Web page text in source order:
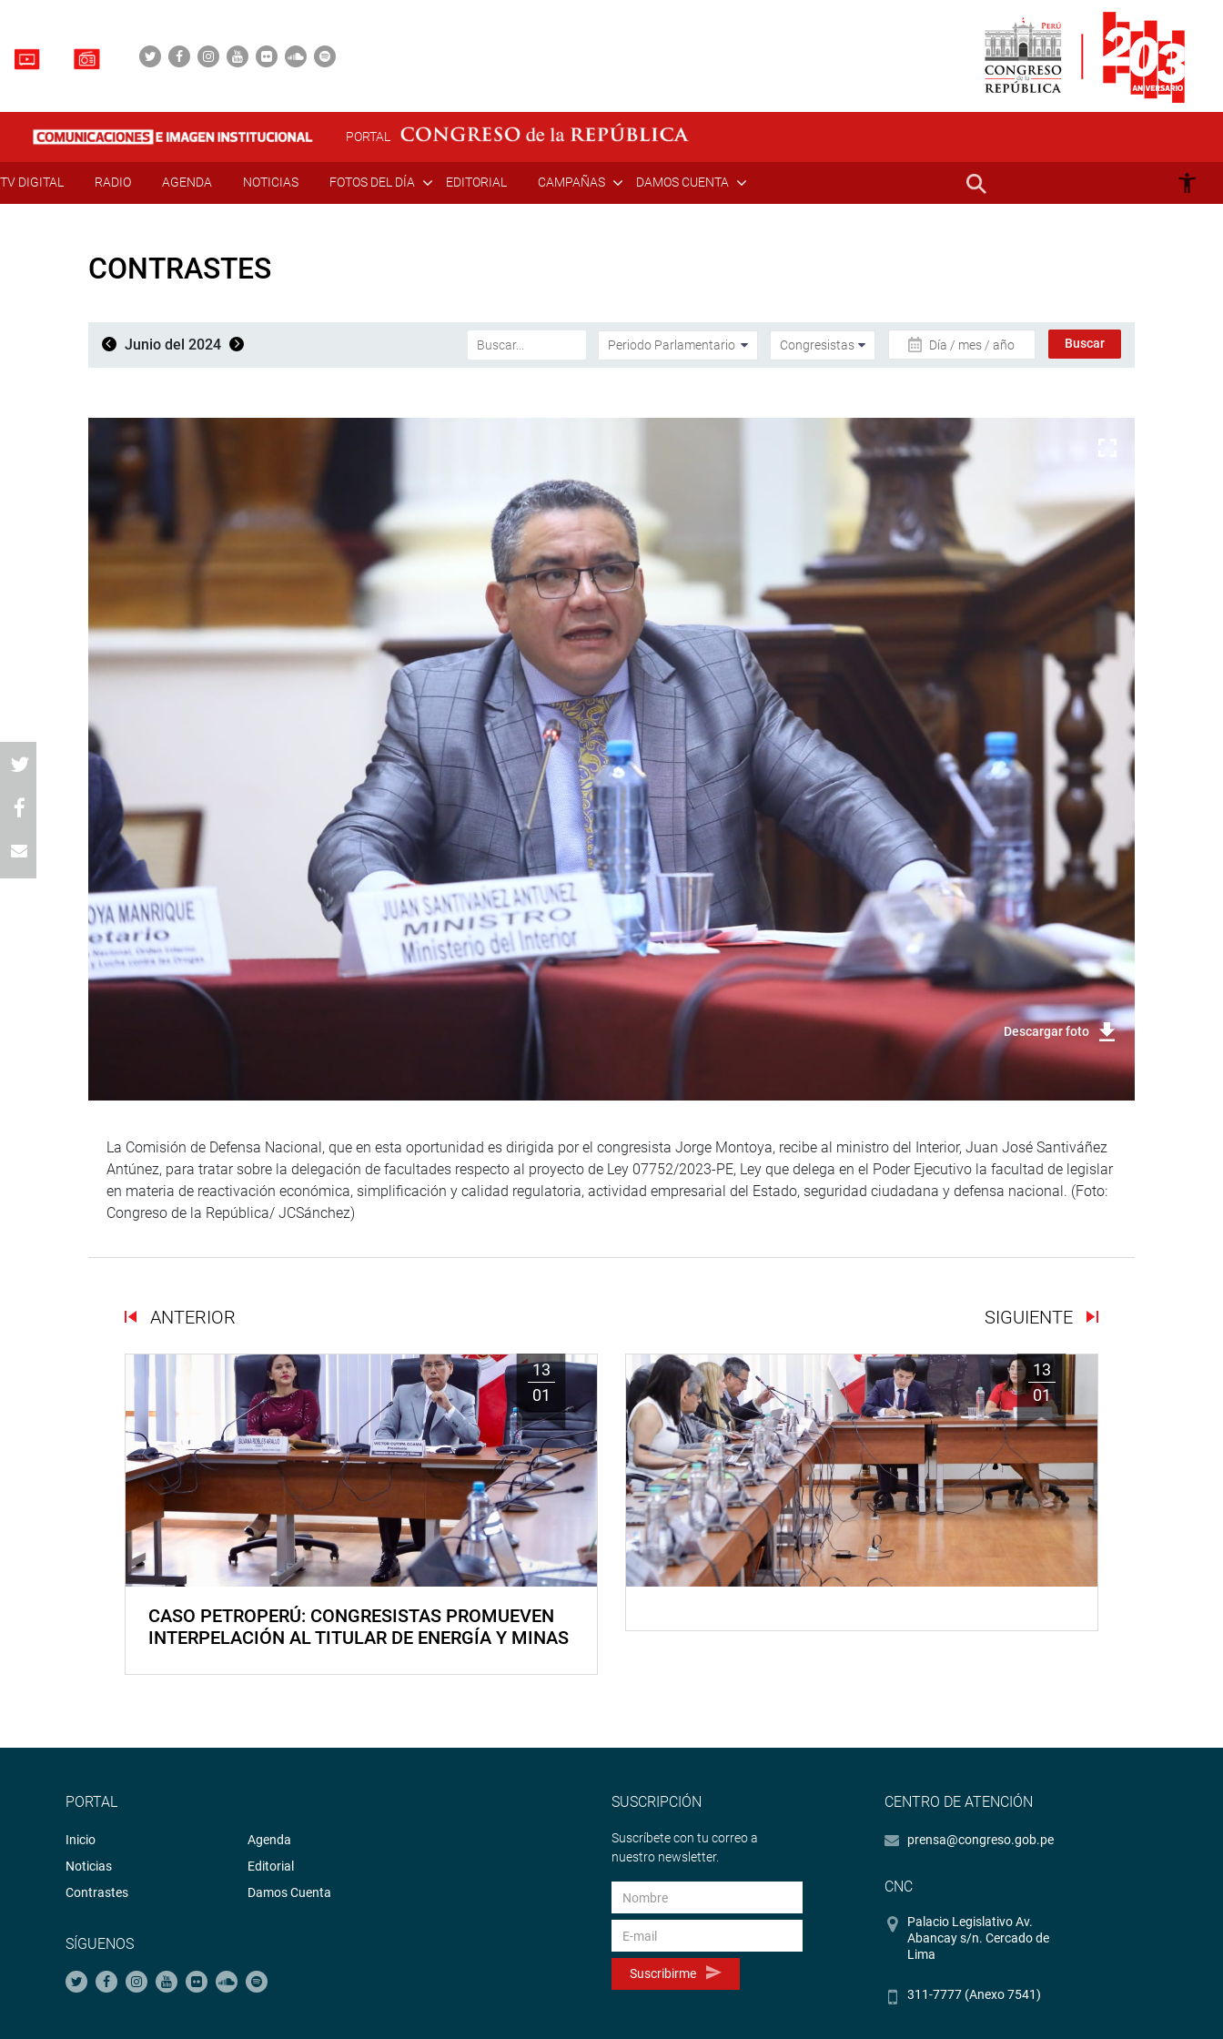
PORTAL
TV DIGITAL RADIO AGENDA NOTICIAS FOTOS DEL DÍA EDITORIAL CAMPAÑAS DAMOS CUENTA
CONTRASTES
Junio del 2024 Día / mes / año
Descargar foto
La Comisión de Defensa Nacional, que en esta oportunidad es dirigida por el congresista Jorge Montoya, recibe al ministro del Interior, Juan José Santiváñez
Antúnez, para tratar sobre la delegación de facultades respecto al proyecto de Ley 07752/2023-PE, Ley que delega en el Poder Ejecutivo la facultad de legislar
en materia de reactivación económica, simplificación y calidad regulatoria, actividad empresarial del Estado, seguridad ciudadana y defensa nacional. (Foto:
Congreso de la República/ JCSánchez)
ANTERIOR SIGUIENTE
13
01
CASO PETROPERÚ: CONGRESISTAS PROMUEVEN
INTERPELACIÓN AL TITULAR DE ENERGÍA Y MINAS
13
01
PORTAL
Inicio
Noticias
Contrastes
Agenda
Editorial
Damos Cuenta
SÍGUENOS
SUSCRIPCIÓN
Suscríbete con tu correo a
nuestro newsletter.
Suscribirme
CENTRO DE ATENCIÓN
prensa@congreso.gob.pe
CNC
Palacio Legislativo Av.
Abancay s/n. Cercado de
Lima
311-7777 (Anexo 7541)